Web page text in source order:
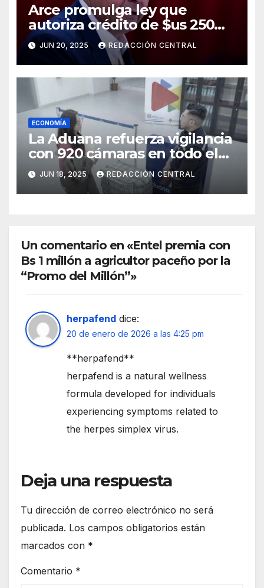
Arce promulga ley que
autoriza crédito de $us 250
millones del BID para
emergencias
JUN 20, 2025 REDACCIÓN CENTRAL
ECONOMÍA
La Aduana refuerza vigilancia
con 920 cámaras en todo el
país
JUN 18, 2025 REDACCIÓN CENTRAL
Un comentario en «Entel premia con
Bs 1 millón a agricultor paceño por la
“Promo del Millón”»
herpafend dice:
20 de enero de 2026 a las 4:25 pm
**herpafend**
herpafend is a natural wellness
formula developed for individuals
experiencing symptoms related to
the herpes simplex virus.
Deja una respuesta
Tu dirección de correo electrónico no será
publicada. Los campos obligatorios están
marcados con *
Comentario *